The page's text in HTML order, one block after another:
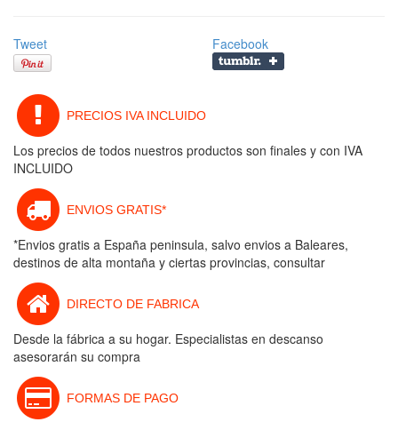
Tweet Facebook
PRECIOS IVA INCLUIDO
Los precios de todos nuestros productos son finales y con IVA
INCLUIDO
ENVIOS GRATIS*
*Envios gratis a España peninsula, salvo envios a Baleares,
destinos de alta montaña y ciertas provincias, consultar
DIRECTO DE FABRICA
Desde la fábrica a su hogar. Especialistas en descanso
asesorarán su compra
FORMAS DE PAGO